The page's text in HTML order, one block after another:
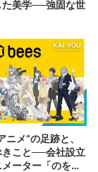
美学──強固な世
ニメ“の足跡と、
きこと──会社設立
ーター「のを